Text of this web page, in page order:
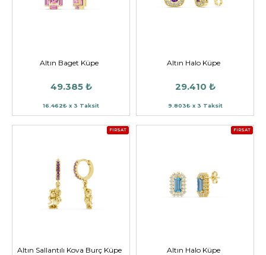
Altın Baget Küpe
49.385 ₺
16.462₺ x 3 Taksit
Altın Halo Küpe
29.410 ₺
9.803₺ x 3 Taksit
FIRSAT
Altın Sallantılı Kova Burç Küpe
FIRSAT
Altın Halo Küpe